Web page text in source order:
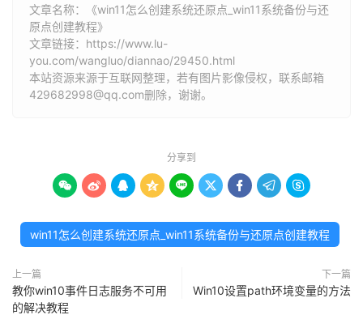
文章名称：《win11怎么创建系统还原点_win11系统备份与还
原点创建教程》
文章链接： https://www.lu-
you.com/wangluo/diannao/29450.html
本站资源来源于互联网整理，若有图片影像侵权，联系邮箱
429682998@qq.com删除，谢谢。
分享到
        
win11怎么创建系统还原点_win11系统备份与还原点创建教程
上一篇
教你win10事件日志服务不可用
的解决教程
下一篇
Win10设置path环境变量的方法